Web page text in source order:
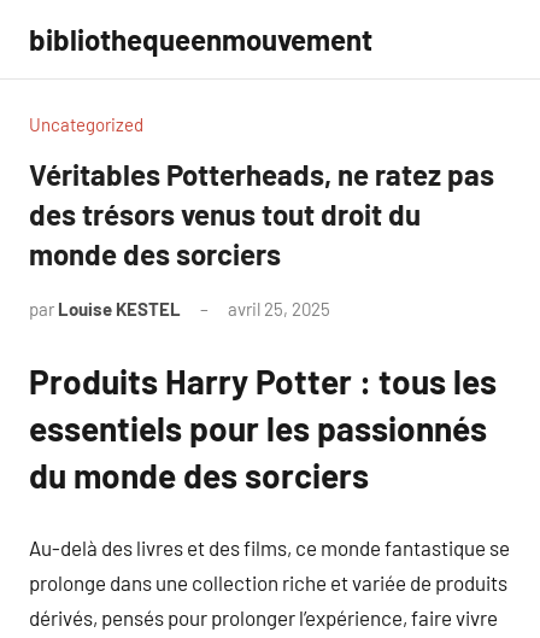
contenu
bibliothequeenmouvement
Uncategorized
Véritables Potterheads, ne ratez pas
des trésors venus tout droit du
monde des sorciers
par Louise KESTEL avril 25, 2025
Produits Harry Potter : tous les
essentiels pour les passionnés
du monde des sorciers
Au-delà des livres et des films, ce monde fantastique se
prolonge dans une collection riche et variée de produits
dérivés, pensés pour prolonger l’expérience, faire vivre